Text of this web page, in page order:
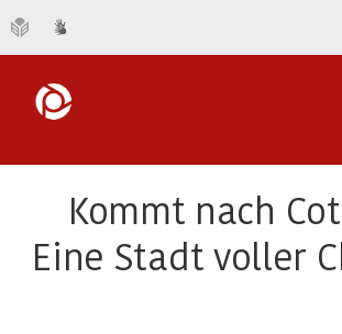
Kommt nach
Eine Stadt voller